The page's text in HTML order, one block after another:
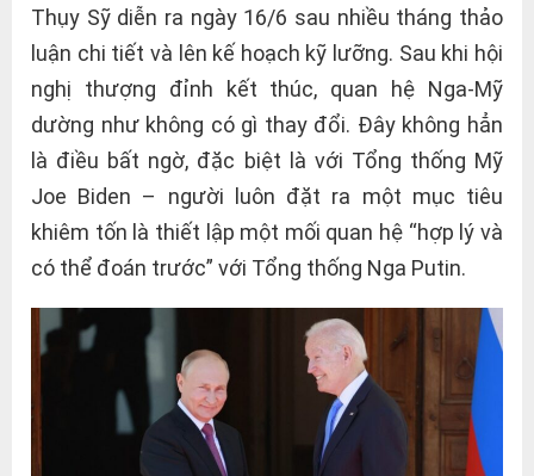
Thụy Sỹ diễn ra ngày 16/6 sau nhiều tháng thảo
luận chi tiết và lên kế hoạch kỹ lưỡng. Sau khi hội
nghị thượng đỉnh kết thúc, quan hệ Nga-Mỹ
dường như không có gì thay đổi. Đây không hẳn
là điều bất ngờ, đặc biệt là với Tổng thống Mỹ
Joe Biden – người luôn đặt ra một mục tiêu
khiêm tốn là thiết lập một mối quan hệ “hợp lý và
có thể đoán trước” với Tổng thống Nga Putin.